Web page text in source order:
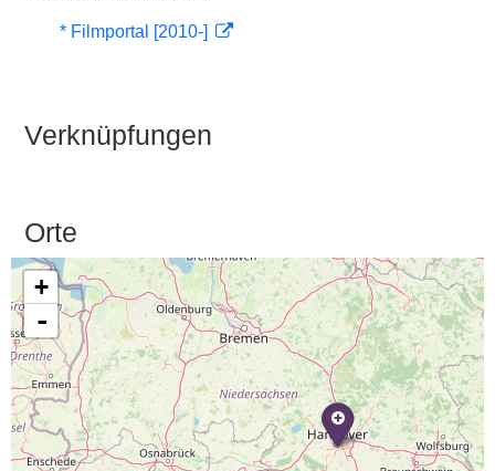
* Filmportal [2010-]
Verknüpfungen
Orte
+
-